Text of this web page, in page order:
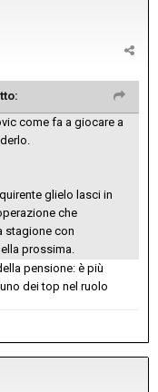
come fa a giocare a
glielo lasci in
che
stagione con
prossima.
pensione: è più
dei top nel ruolo